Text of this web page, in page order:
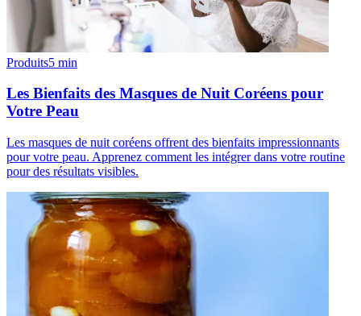
Produits5 min
Les Bienfaits des Masques de Nuit Coréens pour
Votre Peau
Les masques de nuit coréens offrent des bienfaits impressionnants
pour votre peau. Apprenez comment les intégrer dans votre routine
pour des résultats visibles.